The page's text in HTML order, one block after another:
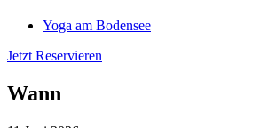
Yoga am Bodensee
Jetzt Reservieren
Wann